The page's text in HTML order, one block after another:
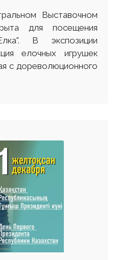
Выставочном
для посещения
В экспозиции
елочных игрушек
с дореволюционного